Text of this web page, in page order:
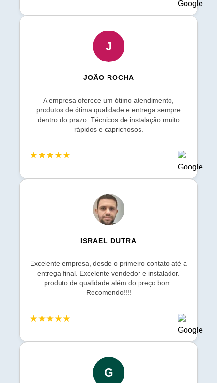
J
JOÃO ROCHA
A empresa oferece um ótimo atendimento,
produtos de ótima qualidade e entrega sempre
dentro do prazo. Técnicos de instalação muito
rápidos e caprichosos.
★★★★★
ISRAEL DUTRA
Excelente empresa, desde o primeiro contato até a
entrega final. Excelente vendedor e instalador,
produto de qualidade além do preço bom.
Recomendo!!!!
★★★★★
G